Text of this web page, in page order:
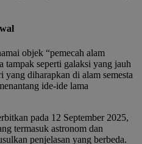
objek “pemecah alam
tampak seperti galaksi yang jauh
diharapkan di alam semesta
ide-ide lama
pada 12 September 2025,
termasuk astronom dan
penjelasan yang berbeda.